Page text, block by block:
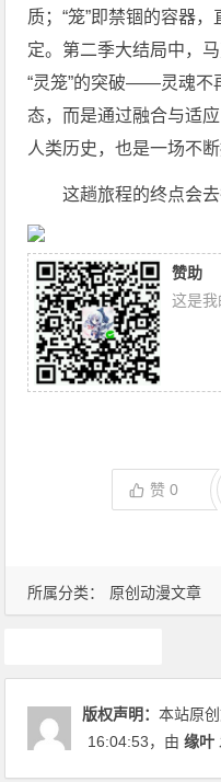
所属分类： 原创动漫文章
质；“笼”即禁锢的容器
定。第二季大结局中，马
“灵笼”的突破——灵魂不
态，而是通过融合与适
人类历史，也是一场不断
这趟旅程的终点会
赞助
这是我
赞0
版权声明：本站原
16:04:53，由缘叶